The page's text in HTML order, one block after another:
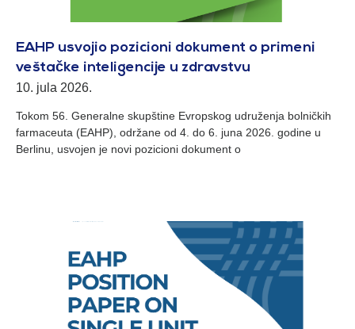
EAHP usvojio pozicioni dokument o primeni
veštačke inteligencije u zdravstvu
10. jula 2026.
Tokom 56. Generalne skupštine Evropskog udruženja bolničkih
farmaceuta (EAHP), održane od 4. do 6. juna 2026. godine u
Berlinu, usvojen je novi pozicioni dokument o